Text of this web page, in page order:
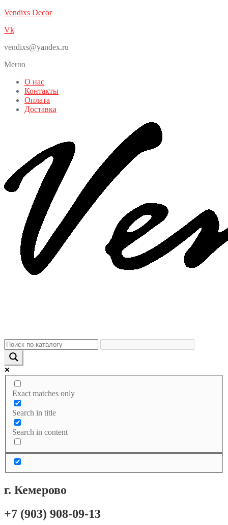
Vendixs Decor
Vk
vendixs@yandex.ru
Меню
О нас
Контакты
Оплата
Доставка
Exact matches only
Search in title
Search in content
г. Кемерово
+7 (903) 908-09-13